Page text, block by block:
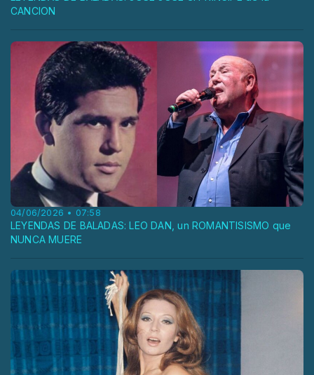
CANCION
04/06/2026 • 07:58
LEYENDAS DE BALADAS: LEO DAN, un ROMANTISISMO que
NUNCA MUERE